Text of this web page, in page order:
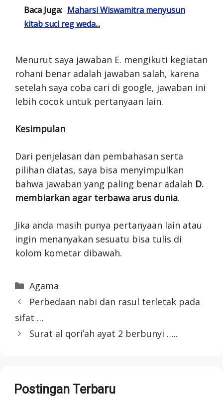
Baca Juga: Maharsi Wiswamitra menyusun
kitab suci reg weda...
Menurut saya jawaban E. mengikuti kegiatan
rohani benar adalah jawaban salah, karena
setelah saya coba cari di google, jawaban ini
lebih cocok untuk pertanyaan lain.
Kesimpulan
Dari penjelasan dan pembahasan serta
pilihan diatas, saya bisa menyimpulkan
bahwa jawaban yang paling benar adalah D.
membiarkan agar terbawa arus dunia.
Jika anda masih punya pertanyaan lain atau
ingin menanyakan sesuatu bisa tulis di
kolom kometar dibawah.
Categories
Agama
Perbedaan nabi dan rasul terletak pada
sifat …
Surat al qori’ah ayat 2 berbunyi …..
Postingan Terbaru